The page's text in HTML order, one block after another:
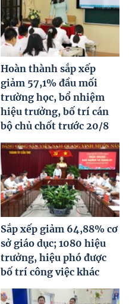
Hoàn thành sắp xếp
giảm 57,1% đầu mối
trường học, bổ nhiệm
hiệu trưởng, bố trí cán
bộ chủ chốt trước 20/8
Sắp xếp giảm 64,88% cơ
sở giáo dục; 1080 hiệu
trưởng, hiệu phó được
bố trí công việc khác